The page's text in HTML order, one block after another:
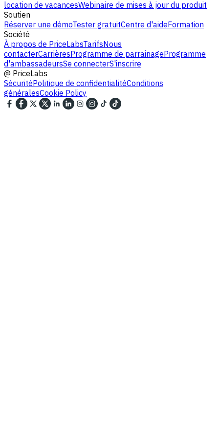
location de vacancesWebinaire de mises à jour du produit
Soutien
Réserver une démoTester gratuitCentre d'aideFormation
Société
À propos de PriceLabsTarifsNous
contacterCarrièresProgramme de parrainageProgramme
d'ambassadeursSe connecterS'inscrire
@ PriceLabs
SécuritéPolitique de confidentialitéConditions
généralesCookie Policy